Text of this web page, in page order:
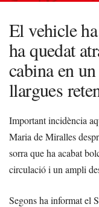
El vehicle
ha quedat
cabina en
llargues
Important incidència
Maria de Miralles
sorra que ha acabat
circulació i un ampli
Segons ha informat el